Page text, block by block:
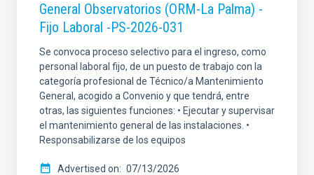
General Observatorios (ORM-La Palma) -
Fijo Laboral -PS-2026-031
Se convoca proceso selectivo para el ingreso, como
personal laboral fijo, de un puesto de trabajo con la
categoría profesional de Técnico/a Mantenimiento
General, acogido a Convenio y que tendrá, entre
otras, las siguientes funciones: • Ejecutar y supervisar
el mantenimiento general de las instalaciones. •
Responsabilizarse de los equipos
Advertised on
07/13/2026